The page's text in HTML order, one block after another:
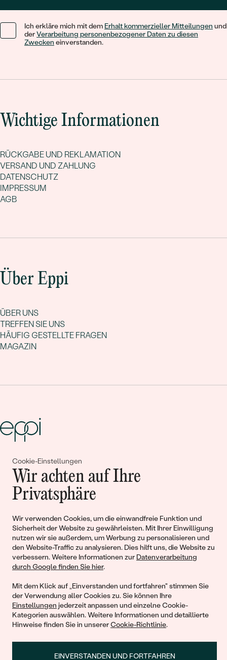
Cookie-Einstellungen
Wir achten auf Ihre
Privatsphäre
Wir verwenden Cookies, um die einwandfreie Funktion und
Sicherheit der Website zu gewährleisten. Mit Ihrer Einwilligung
nutzen wir sie außerdem, um Werbung zu personalisieren und
den Website-Traffic zu analysieren. Dies hilft uns, die Website zu
verbessern. Weitere Informationen zur Datenverarbeitung
durch Google finden Sie hier.
Mit dem Klick auf „Einverstanden und fortfahren" stimmen Sie
der Verwendung aller Cookies zu. Sie können Ihre
Einstellungen jederzeit anpassen und einzelne Cookie-
Kategorien auswählen. Weitere Informationen und detaillierte
Hinweise finden Sie in unsererCookie-Richtlinie.
EINVERSTANDEN UND FORTFAHREN
Ich erkläre mich mit dem Erhalt kommerzieller Mitteilungen und
derVerarbeitung personenbezogener Daten zu diesen
Zwecken einverstanden.
Wichtige Informationen
RÜCKGABE UND REKLAMATION
VERSAND UND ZAHLUNG
DATENSCHUTZ
IMPRESSUM
AGB
Über Eppi
ÜBER UNS
TREFFEN SIE UNS
HÄUFIG GESTELLTE FRAGEN
MAGAZIN
Gemeinsam erschaffen wir
Geschichten von Schönheit und
Liebe
Begleiten Sie uns!